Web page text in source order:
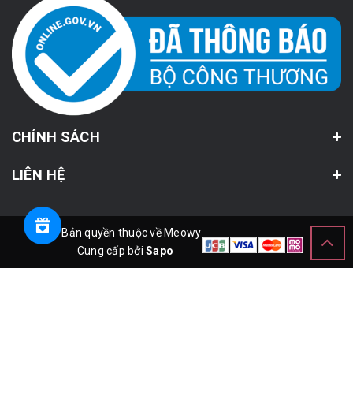
CHÍNH SÁCH
LIÊN HỆ
© Bản quyền thuộc về Meowy
Cung cấp bởiSapo